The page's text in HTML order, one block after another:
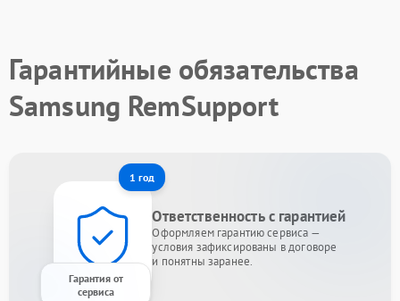
Гарантийные обязательства
Samsung RemSupport
1 год
Гарантия от
сервиса
Ответственность с гарантией
Оформляем гарантию сервиса —
условия зафиксированы в договоре
и понятны заранее.